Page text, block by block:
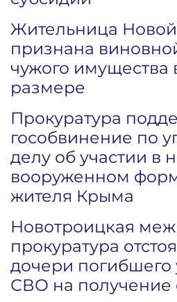
Жительница
признана
чужого имущества
размере
Прокуратура
гособвинение по
делу об участии в
вооруженном
жителя Крыма
Новотроицкая
прокуратура
дочери погибшего
СВО на получение